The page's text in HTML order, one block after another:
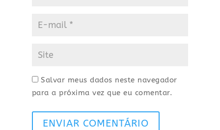
Salvar meus dados neste navegador
para a próxima vez que eu comentar.
ENVIAR COMENTÁRIO